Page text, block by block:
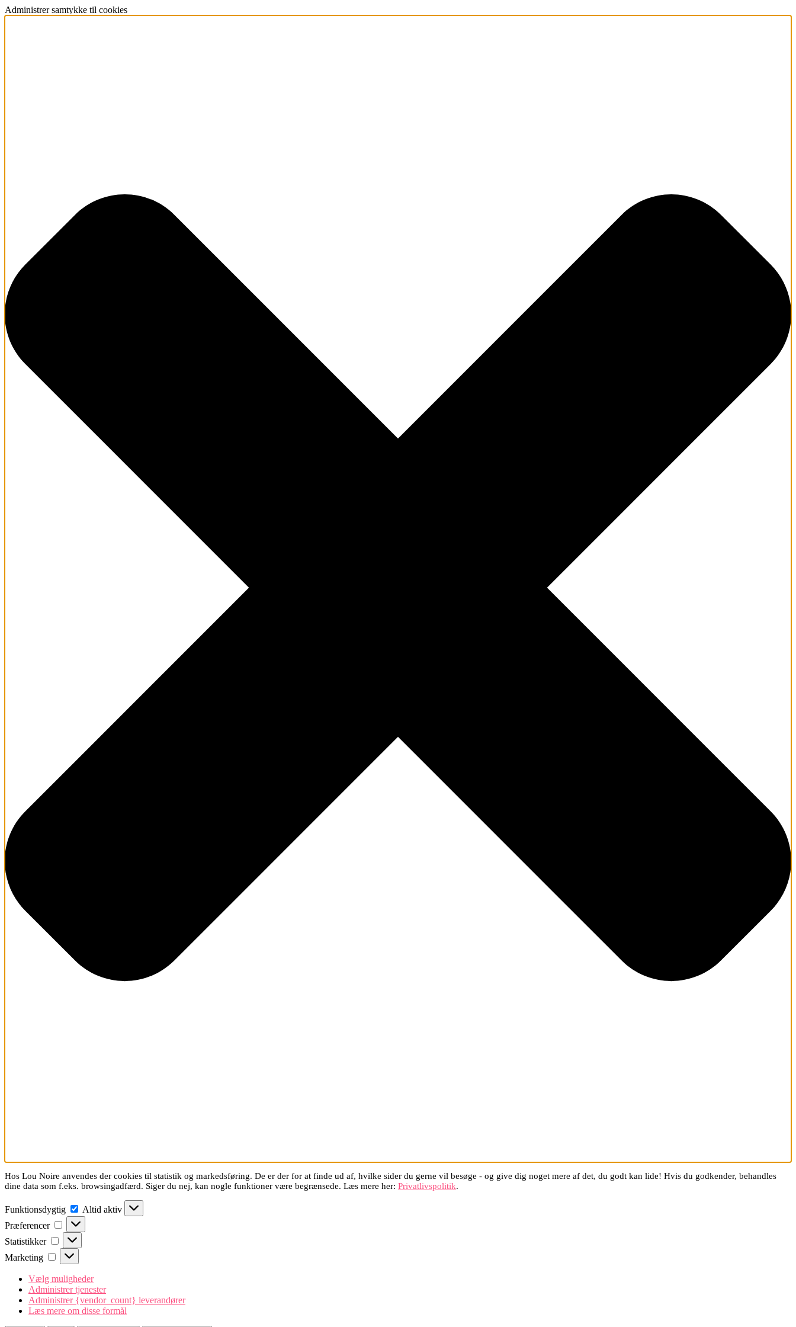
Administrer samtykke til cookies
Hos Lou Noire anvendes der cookies til statistik og markedsføring. De er der for at finde ud af, hvilke sider du gerne vil besøge - og give dig noget mere af det, du godt kan lide! Hvis du godkender, behandles
dine data som f.eks. browsingadfærd. Siger du nej, kan nogle funktioner være begrænsede. Læs mere her: Privatlivspolitik.
Funktionsdygtig Funktionsdygtig
Altid aktiv
Præferencer
Præferencer
Statistikker Statistikker
Marketing Marketing
Vælg muligheder
Administrer tjenester
Administrer {vendor_count} leverandører
Læs mere om disse formål